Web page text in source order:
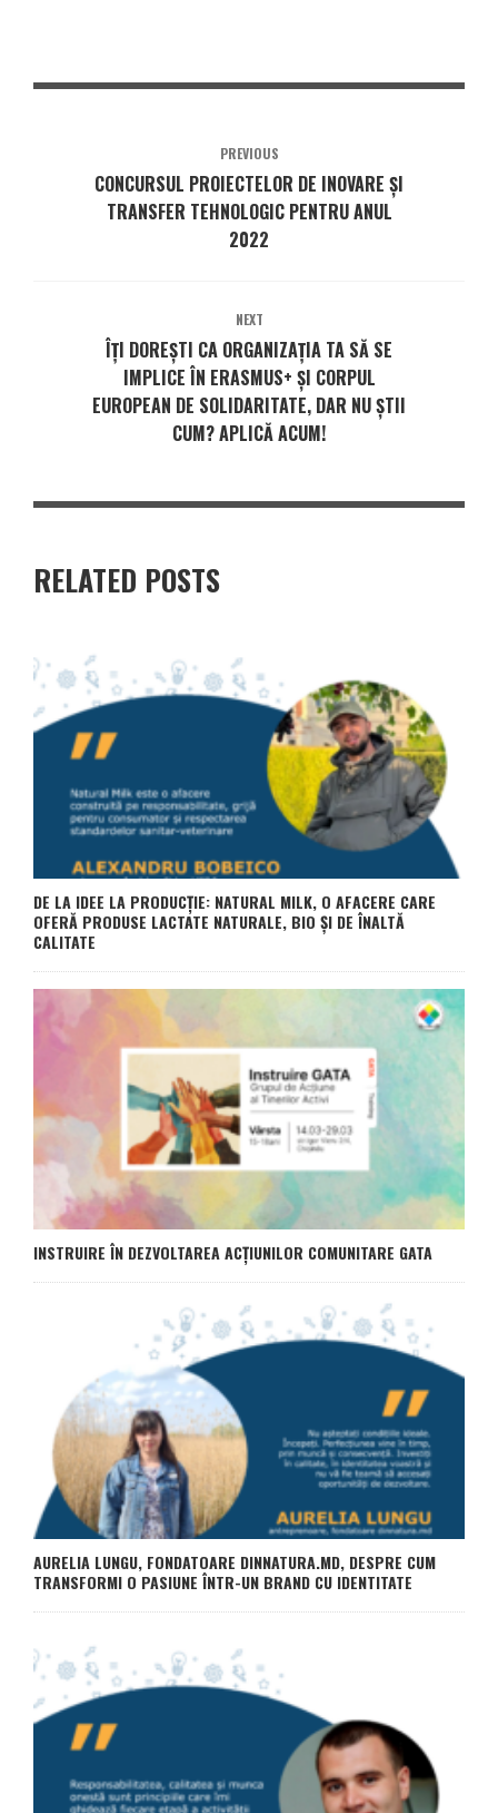
PREVIOUS
CONCURSUL PROIECTELOR DE INOVARE ȘI
TRANSFER TEHNOLOGIC PENTRU ANUL
2022
NEXT
ÎȚI DOREȘTI CA ORGANIZAȚIA TA SĂ SE
IMPLICE ÎN ERASMUS+ ȘI CORPUL
EUROPEAN DE SOLIDARITATE, DAR NU ȘTII
CUM? APLICĂ ACUM!
RELATED POSTS
DE LA IDEE LA PRODUCȚIE: NATURAL MILK, O AFACERE CARE
OFERĂ PRODUSE LACTATE NATURALE, BIO ȘI DE ÎNALTĂ
CALITATE
INSTRUIRE ÎN DEZVOLTAREA ACȚIUNILOR COMUNITARE GATA
AURELIA LUNGU, FONDATOARE DINNATURA.MD, DESPRE CUM
TRANSFORMI O PASIUNE ÎNTR-UN BRAND CU IDENTITATE